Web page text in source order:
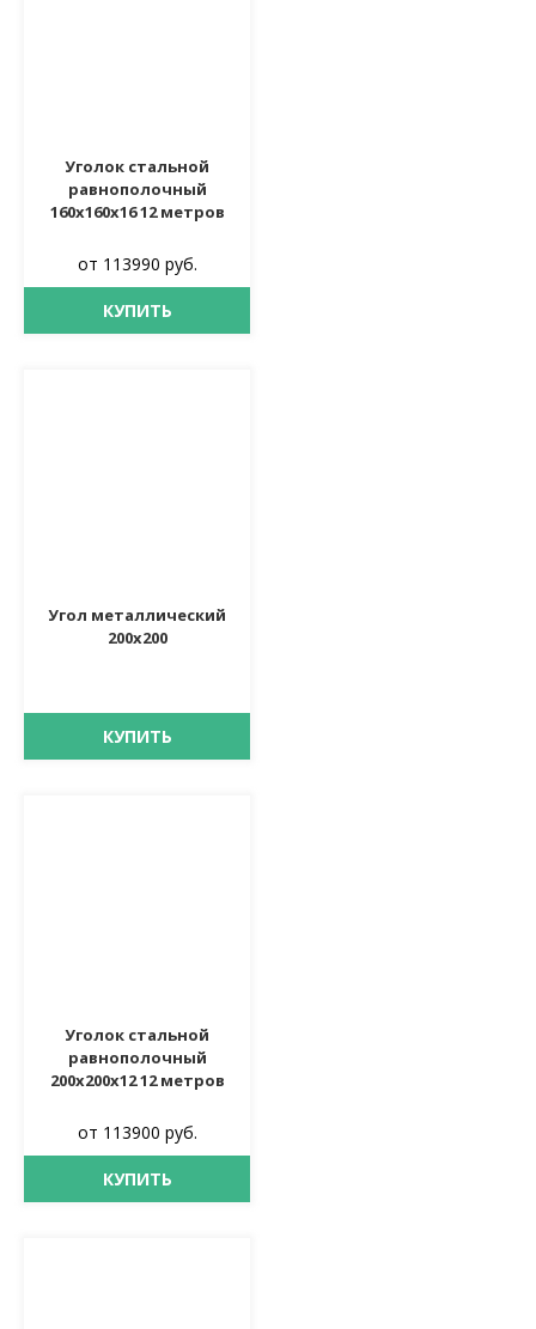
Уголок стальной
равнополочный
160х160х16 12 метров
от 113990 руб.
КУПИТЬ
Угол металлический
200х200
КУПИТЬ
Уголок стальной
равнополочный
200х200х12 12 метров
от 113900 руб.
КУПИТЬ